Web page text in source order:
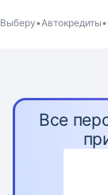
Выберу Автокредиты
Все